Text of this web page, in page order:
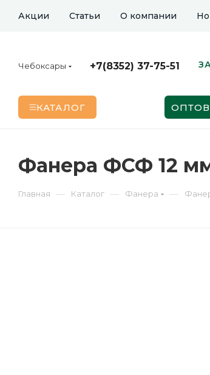
Акции Статьи О компании
Чебоксары +7(8352) 37-75-51
КАТАЛОГ
Фанера ФСФ 12 мм
Главная — Каталог — Фанера —